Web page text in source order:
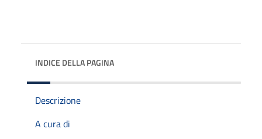
INDICE DELLA PAGINA
Descrizione
A cura di